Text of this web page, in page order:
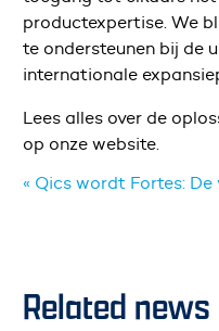
productexpertise. We
te ondersteunen bij de
internationale
Lees alles over de
op onze website.
« Qics wordt Fortes: De
Related